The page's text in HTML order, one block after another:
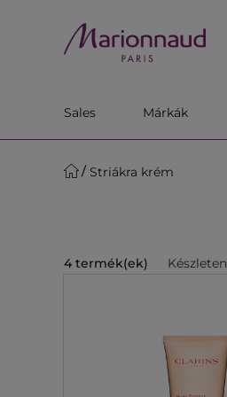
Sales Márkák
Striákra krém
4 termék(ek) Készleten